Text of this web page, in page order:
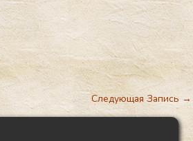
Следующая Запись →